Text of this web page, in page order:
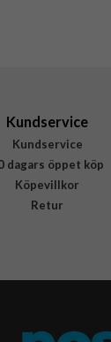
Kundservice
Kundservice
dagars öppet köp
Köpevillkor
Retur